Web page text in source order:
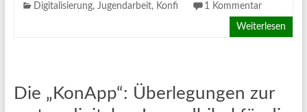
Digitalisierung, Jugendarbeit, Konfi 1 Kommentar
Weiterlesen
Die „KonApp“: Überlegungen zur